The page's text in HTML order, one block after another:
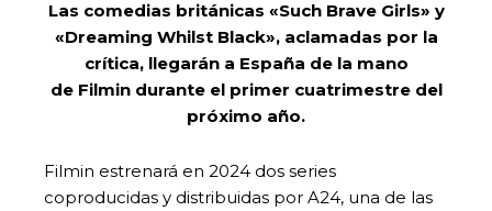
Las comedias británicas «Such Brave Girls» y
«Dreaming Whilst Black», aclamadas por la
crítica, llegarán a España de la mano
de Filmin durante el primer cuatrimestre del
próximo año.
Filmin estrenará en 2024 dos series
coproducidas y distribuidas por A24, una de las